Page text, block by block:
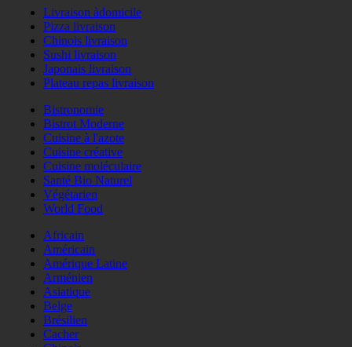
Livraison àdomicile
Pizza livraison
Chinois livraison
Sushi livraison
Japonais livraison
Plateau repas livraison
Bistronomie
Bistrot Moderne
Cuisine à l'azote
Cuisine créative
Cuisine moléculaire
Santé Bio Naturel
Végétarien
World Food
Africain
Américain
Amérique Latine
Arménien
Asiatique
Belge
Brésilien
Cacher